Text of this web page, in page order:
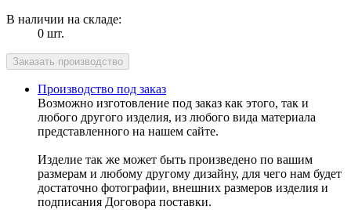
В наличии на складе:
0 шт.
Производство под заказ
Возможно изготовление под заказ как этого, так и
любого другого изделия, из любого вида материала
представленного на нашем сайте.
Изделие так же может быть произведено по вашим
размерам и любому другому дизайну, для чего нам будет
достаточно фотографии, внешних размеров изделия и
подписания Договора поставки.